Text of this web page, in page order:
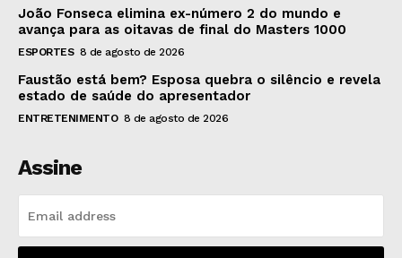
João Fonseca elimina ex-número 2 do mundo e
avança para as oitavas de final do Masters 1000
ESPORTES 8 de agosto de 2026
Faustão está bem? Esposa quebra o silêncio e revela
estado de saúde do apresentador
ENTRETENIMENTO 8 de agosto de 2026
Assine